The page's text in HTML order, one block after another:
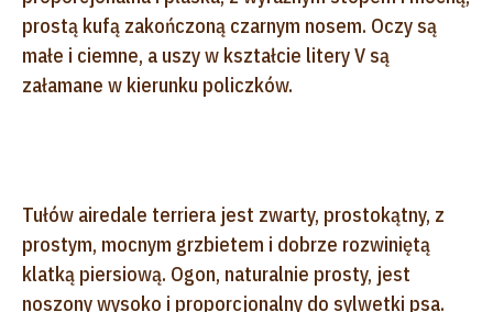
prostą kufą zakończoną czarnym nosem. Oczy są
małe i ciemne, a uszy w kształcie litery V są
załamane w kierunku policzków.
Tułów airedale terriera jest zwarty, prostokątny, z
prostym, mocnym grzbietem i dobrze rozwiniętą
klatką piersiową. Ogon, naturalnie prosty, jest
noszony wysoko i proporcjonalny do sylwetki psa.